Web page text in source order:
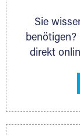
Sie
benötigen?
direkt
ermittelt.